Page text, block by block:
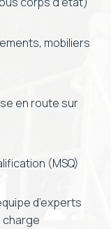
mobiliers
en route sur
(MSQ)
d’experts
charge